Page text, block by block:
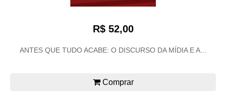
R$ 52,00
ANTES QUE TUDO ACABE: O DISCURSO DA MÍDIA E A...
Comprar